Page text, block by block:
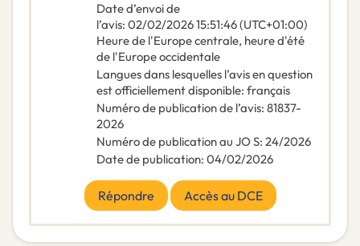
Date d’envoi de
l’avis: 02/02/202615:51:46 (UTC+01:00)
Heure de l'Europe centrale, heure d'été
de l'Europe occidentale
Langues dans lesquelles l’avis en question
est officiellement disponible: français
Numéro de publication de l’avis: 81837-
2026
Numéro de publication au JO S: 24/2026
Date de publication: 04/02/2026
Répondre Accès au DCE